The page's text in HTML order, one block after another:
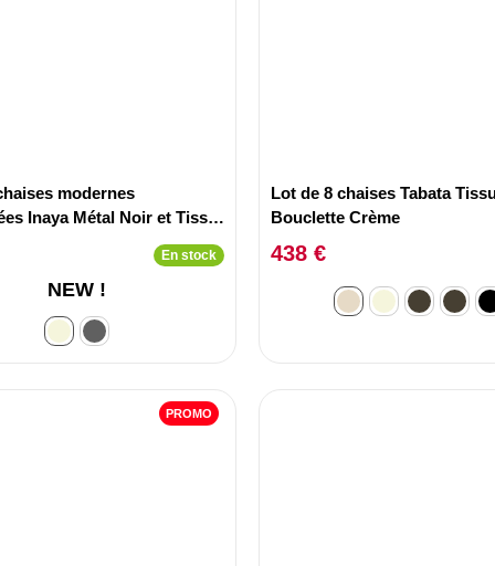
modernes
Inaya Métal Noir et Tissu
En stock
NEW !
Lot de 8 chaises Tabata
Bouclette Crème
438 €
PROMO